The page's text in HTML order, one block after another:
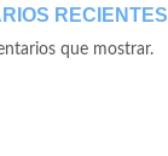
RECIENTES
que mostrar.